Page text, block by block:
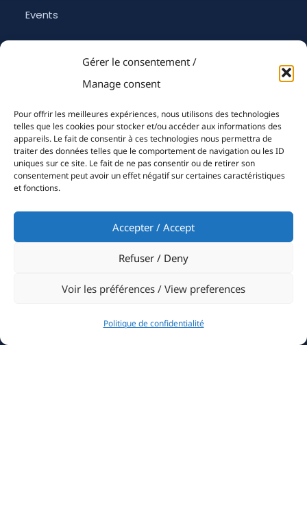
Gérer le consentement /
Manage consent
Pour offrir les meilleures expériences, nous utilisons des technologies
telles que les cookies pour stocker et/ou accéder aux informations des
appareils. Le fait de consentir à ces technologies nous permettra de
traiter des données telles que le comportement de navigation ou les ID
uniques sur ce site. Le fait de ne pas consentir ou de retirer son
consentement peut avoir un effet négatif sur certaines caractéristiques
et fonctions.
Accepter / Accept
Refuser / Deny
Voir les préférences / View preferences
Politique de confidentialité
Events
Media & Press
Information
News
La Belle Classe Academy
YCM Marina
Careers
Become a Member
Monaco Classic Week